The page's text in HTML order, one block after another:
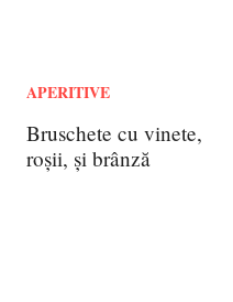
APERITIVE
Bruschete cu vinete,
roșii, și brânză